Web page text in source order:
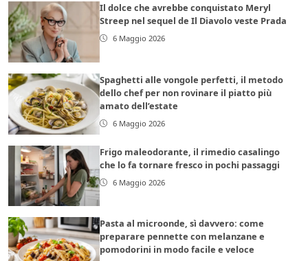
Il dolce che avrebbe conquistato Meryl
Streep nel sequel de Il Diavolo veste Prada
6 Maggio 2026
Spaghetti alle vongole perfetti, il metodo
dello chef per non rovinare il piatto più
amato dell’estate
6 Maggio 2026
Frigo maleodorante, il rimedio casalingo
che lo fa tornare fresco in pochi passaggi
6 Maggio 2026
Pasta al microonde, sì davvero: come
preparare pennette con melanzane e
pomodorini in modo facile e veloce